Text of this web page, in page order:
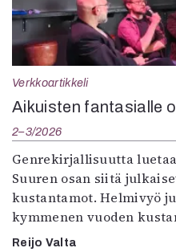
Verkkoartikkeli
Aikuisten fantasialle
2–3/2026
Genrekirjallisuutta
Suuren osan siitä
kustantamot. Helmivyö
kymmenen vuoden
Reijo Valta